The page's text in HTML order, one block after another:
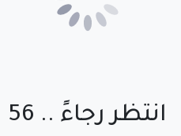
انتظر رجاءً .. 55